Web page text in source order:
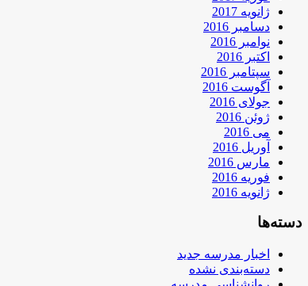
ژانویه 2017
دسامبر 2016
نوامبر 2016
اکتبر 2016
سپتامبر 2016
آگوست 2016
جولای 2016
ژوئن 2016
می 2016
آوریل 2016
مارس 2016
فوریه 2016
ژانویه 2016
دسته‌ها
اخبار مدرسه جدید
دسته‌بندی نشده